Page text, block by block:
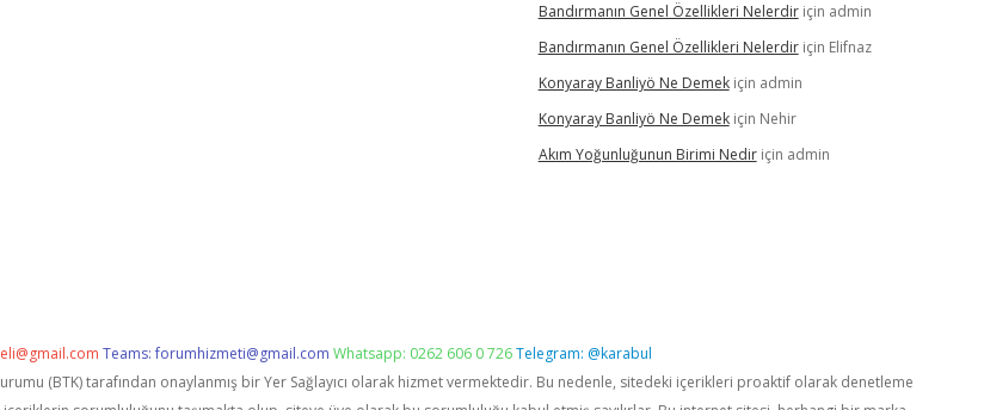
Bandırmanın Genel Özellikleri Nelerdiriçin admin
Bandırmanın Genel Özellikleri Nelerdiriçin Elifnaz
Konyaray Banliyö Ne Demekiçin admin
Konyaray Banliyö Ne Demekiçin Nehir
Akım Yoğunluğunun Birimi Nediriçin admin
Teams:forumhizmeti@gmail.com Whatsapp: 0262 606 0 726Telegram: @karabul
(BTK) tarafından onaylanmış bir Yer Sağlayıcı olarak hizmet vermektedir. Bu nedenle, sitedeki içerikleri proaktif olarak denetleme